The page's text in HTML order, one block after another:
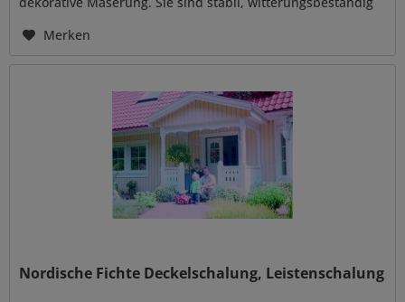
Merken
Nordische Fichte Deckelschalung, Leistenschalung